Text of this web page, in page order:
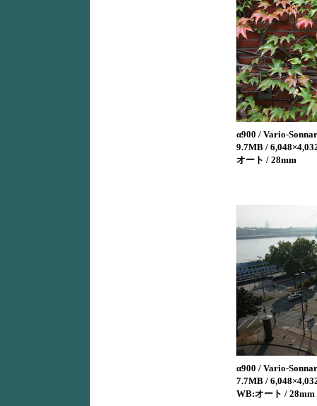
α900 / Vario-
9.7MB /
オート / 28mm
α900 / Vario-
7.7MB /
WB:オート / 28mm